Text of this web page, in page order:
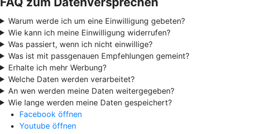
Warum werde ich um eine Einwilligung gebeten?
Wie kann ich meine Einwilligung widerrufen?
Was passiert, wenn ich nicht einwillige?
Was ist mit passgenauen Empfehlungen gemeint?
Erhalte ich mehr Werbung?
Welche Daten werden verarbeitet?
An wen werden meine Daten weitergegeben?
Wie lange werden meine Daten gespeichert?
Facebook öffnen
Youtube öffnen